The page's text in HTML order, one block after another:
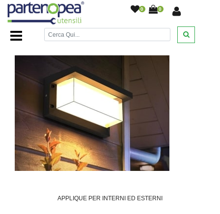
0 0
Home Page/ILLUMINAZIONE LED/
APPLIQUE PER INTERNI ED ESTERNI